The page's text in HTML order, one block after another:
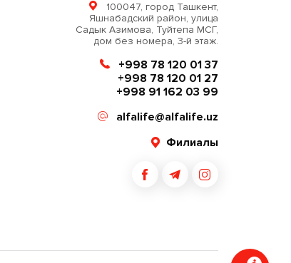
100047, город Ташкент,
Яшнабадский район, улица
Садык Азимова, Туйтепа МСГ,
дом без номера, 3-й этаж.
+998 78 120 01 37
+998 78 120 01 27
+998 91 162 03 99
alfalife@alfalife.uz
Филиалы